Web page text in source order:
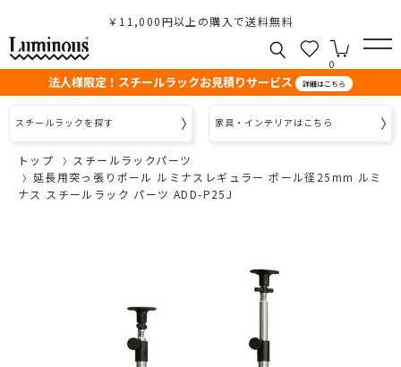
￥11,000円以上の購入で送料無料
0
法人様限定！スチールラックお見積りサービス 詳細はこちら
スチールラックを探す 家具・インテリアはこちら
トップ
スチールラックパーツ
延長用突っ張りポール ルミナスレギュラー ポール径25mm ルミ
ナス スチールラック パーツ ADD-P25J